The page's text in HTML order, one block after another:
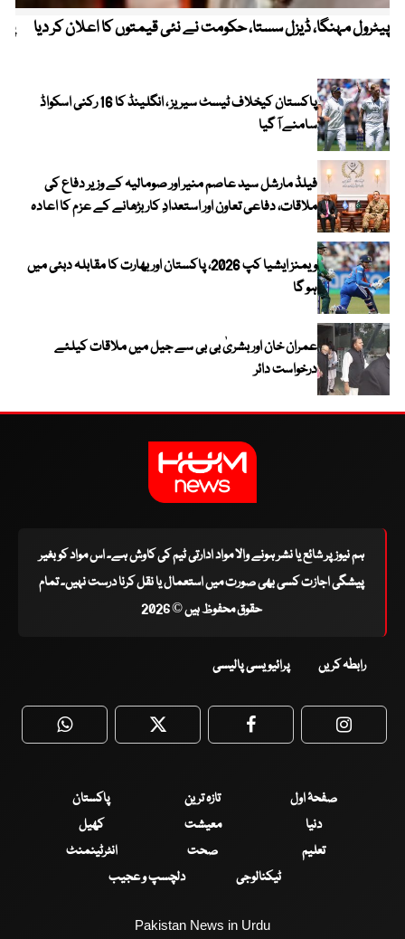
پیٹرول مہنگا، ڈیزل سستا، حکومت نے نئی قیمتوں کا اعلان کر دیا
پاکستان کیخلاف ٹیسٹ سیریز ، انگلینڈ کا 16 رکنی اسکواڈ
سامنے آ گیا
فیلڈ مارشل سید عاصم منیر اور صومالیہ کے وزیر دفاع کی
ملاقات، دفاعی تعاون اور استعدادِ کار بڑھانے کے عزم کا اعادہ
ویمنز ایشیا کپ 2026، پاکستان اور بھارت کا مقابلہ دبئی میں
ہو گا
عمران خان اور بشریٰ بی بی سے جیل میں ملاقات کیلئے
درخواست دائر
ہم نیوز پر شائع یا نشر ہونے والا مواد ادارتی ٹیم کی کاوش ہے۔ اس مواد کو بغیر
پیشگی اجازت کسی بھی صورت میں استعمال یا نقل کرنا درست نہیں۔ تمام
حقوق محفوظ ہیں © 2026
رابطہ کریں پرائیویسی پالیسی
WhatsApp Twitter Facebook
صفحۂ اول تازہ ترین
پاکستان
دنیا
معیشت
کھیل
تعلیم
صحت
انٹرٹینمنٹ
ٹیکنالوجی
دلچسپ و عجیب
Pakistan News in Urdu